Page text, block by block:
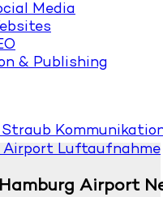
Media
& Publishing
Hamburg Airport